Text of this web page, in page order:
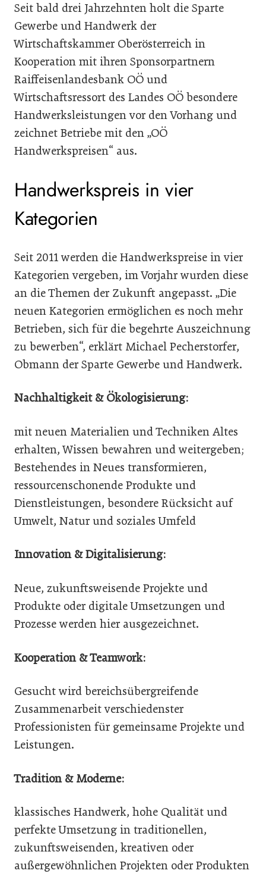
Seit bald drei Jahrzehnten holt die Sparte
Gewerbe und Handwerk der
Wirtschaftskammer Oberösterreich in
Kooperation mit ihren Sponsorpartnern
Raiffeisenlandesbank OÖ und
Wirtschaftsressort des Landes OÖ besondere
Handwerksleistungen vor den Vorhang und
zeichnet Betriebe mit den „OÖ
Handwerkspreisen“ aus.
Handwerkspreis in vier
Kategorien
Seit 2011 werden die Handwerkspreise in vier
Kategorien vergeben, im Vorjahr wurden diese
an die Themen der Zukunft angepasst. „Die
neuen Kategorien ermöglichen es noch mehr
Betrieben, sich für die begehrte Auszeichnung
zu bewerben“, erklärt Michael Pecherstorfer,
Obmann der Sparte Gewerbe und Handwerk.
Nachhaltigkeit & Ökologisierung:
mit neuen Materialien und Techniken Altes
erhalten, Wissen bewahren und weitergeben;
Bestehendes in Neues transformieren,
ressourcenschonende Produkte und
Dienstleistungen, besondere Rücksicht auf
Umwelt, Natur und soziales Umfeld
Innovation & Digitalisierung:
Neue, zukunftsweisende Projekte und
Produkte oder digitale Umsetzungen und
Prozesse werden hier ausgezeichnet.
Kooperation & Teamwork:
Gesucht wird bereichsübergreifende
Zusammenarbeit verschiedenster
Professionisten für gemeinsame Projekte und
Leistungen.
Tradition & Moderne:
klassisches Handwerk, hohe Qualität und
perfekte Umsetzung in traditionellen,
zukunftsweisenden, kreativen oder
außergewöhnlichen Projekten oder Produkten